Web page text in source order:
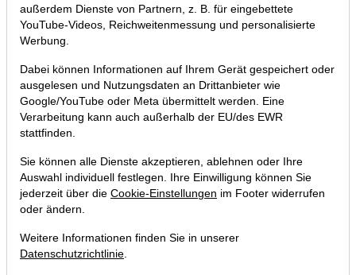
Von diesen 3 Aktien (u.a. Trend
Roboterküche) profitiert derzeit der
QIX Deutschland!
19.07.2017 um 19:33 Uhr | TraderFox GmbH
außerdem Dienste von Partnern, z. B. für eingebettete
YouTube-Videos, Reichweitenmessung und personalisierte
Werbung.
Dabei können Informationen auf Ihrem Gerät gespeichert oder
ausgelesen und Nutzungsdaten an Drittanbieter wie
Google/YouTube oder Meta übermittelt werden. Eine
Verarbeitung kann auch außerhalb der EU/des EWR
stattfinden.
Sie können alle Dienste akzeptieren, ablehnen oder Ihre
Auswahl individuell festlegen. Ihre Einwilligung können Sie
jederzeit über die Cookie-Einstellungen im Footer widerrufen
oder ändern.
Weitere Informationen finden Sie in unserer
Datenschutzrichtlinie.